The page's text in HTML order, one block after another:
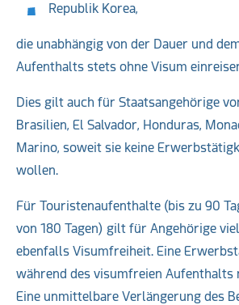
Republik Korea,
die unabhängig von der Dauer und
Aufenthalts stets ohne Visum
Dies gilt auch für Staatsangehörige
Brasilien, El Salvador, Honduras,
Marino, soweit sie keine
wollen.
Für Touristenaufenthalte (bis zu 90
von 180 Tagen) gilt für Angehörige
ebenfalls Visumfreiheit. Eine
während des visumfreien Aufenthalts
Eine unmittelbare Verlängerung des